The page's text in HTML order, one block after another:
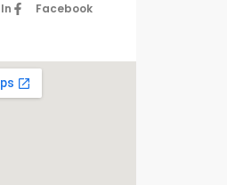
Facebook